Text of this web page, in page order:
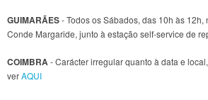
GUIMARÃES- Todos os Sábados, das 10h às
Conde Margaride, junto à estação self-service de
COIMBRA- Carácter irregular quanto à data e
verAQUI